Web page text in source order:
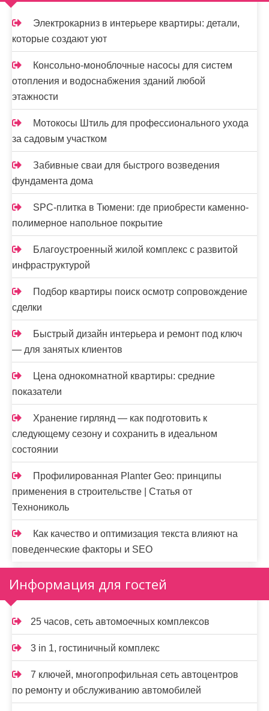
м
Электрокарниз в интерьере квартиры: детали,
которые создают уют
Консольно-моноблочные насосы для систем
отопления и водоснабжения зданий любой
этажности
Мотокосы Штиль для профессионального ухода
за садовым участком
Забивные сваи для быстрого возведения
фундамента дома
SPC-плитка в Тюмени: где приобрести каменно-
полимерное напольное покрытие
Благоустроенный жилой комплекс с развитой
инфраструктурой
Подбор квартиры поиск осмотр сопровождение
сделки
Быстрый дизайн интерьера и ремонт под ключ
— для занятых клиентов
Цена однокомнатной квартиры: средние
показатели
Хранение гирлянд — как подготовить к
следующему сезону и сохранить в идеальном
состоянии
Профилированная Planter Geo: принципы
применения в строительстве | Статья от
Технониколь
Как качество и оптимизация текста влияют на
поведенческие факторы и SEO
Информация для гостей
25 часов, сеть автомоечных комплексов
3 in 1, гостиничный комплекс
7 ключей, многопрофильная сеть автоцентров
по ремонту и обслуживанию автомобилей